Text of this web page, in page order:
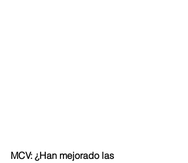
MCV: ¿Han mejorado las